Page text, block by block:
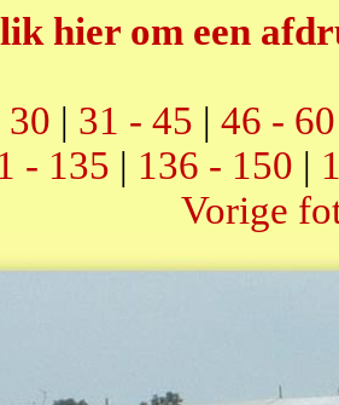
hier om een
30 | 31 - 45 | 46 - 60
- 135 | 136 - 150 |
Vorige